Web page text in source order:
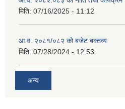
मिति: 07/16/2025 - 11:12
आ.व. २०८१/०८२ को बजेट बक्तव्य
मिति: 07/28/2024 - 12:53
अन्य